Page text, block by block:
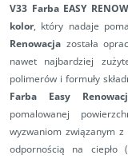
V33 Farba EASY
kolor, który nadaje
Renowacja została
nawet najbardziej
polimerów i formuły
Farba Easy
pomalowanej
wyzwaniom związanym
odpornością na ciepło